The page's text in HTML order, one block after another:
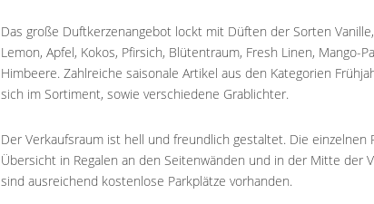
Das große Duftkerzenangebot lockt mit Düften der Sorten
Lemon, Apfel, Kokos, Pfirsich, Blütentraum, Fresh Linen, Mango-
Himbeere. Zahlreiche saisonale Artikel aus den Kategorien
sich im Sortiment, sowie verschiedene Grablichter.
Der Verkaufsraum ist hell und freundlich gestaltet. Die
Übersicht in Regalen an den Seitenwänden und in der Mitte der
sind ausreichend kostenlose Parkplätze vorhanden.